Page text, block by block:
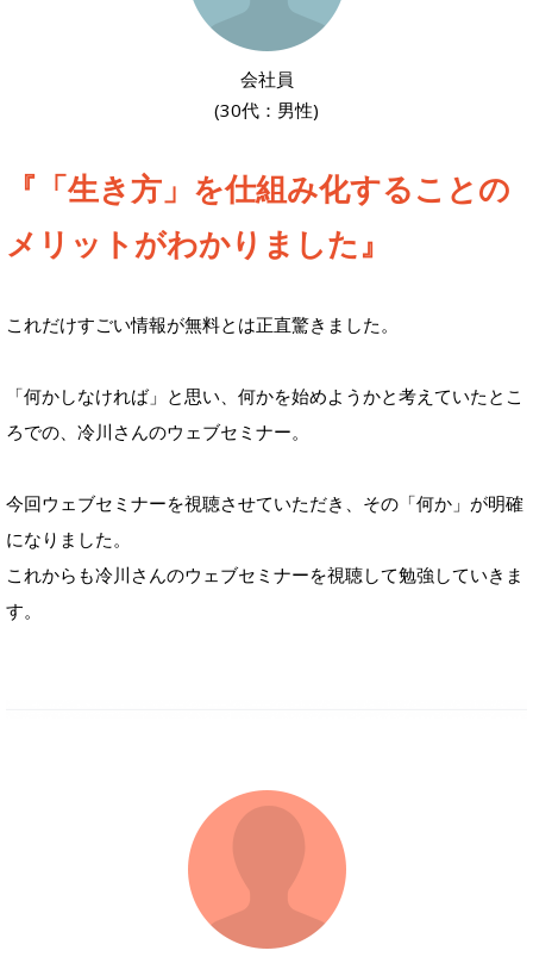
会社員
(30代：男性)
『「生き方」を仕組み化することの
メリットがわかりました』
これだけすごい情報が無料とは正直驚きました。
「何かしなければ」と思い、何かを始めようかと考えていたとこ
ろでの、冷川さんのウェブセミナー。
今回ウェブセミナーを視聴させていただき、その「何か」が明確
になりました。
これからも冷川さんのウェブセミナーを視聴して勉強していきま
す。